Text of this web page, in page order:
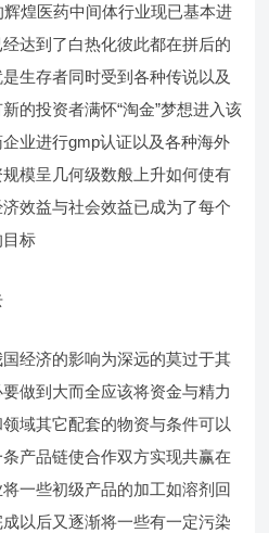
煌医药中间体行业现已基本进
达到了白热化彼此都在拼后的
生存者同时受到各种传说以及
的投资者满怀“淘金”梦想进入该
业进行gmp认证以及各种海外
模呈几何级数般上升如何使有
效益与社会效益已成为了每个
标
经济的影响为深远的莫过于其
做到大而全应该将资金与精力
域其它配套的物资与条件可以
产品链使合作双方实现共赢在
一些初级产品的加工如溶剂回
以后又逐渐将一些有一定污染